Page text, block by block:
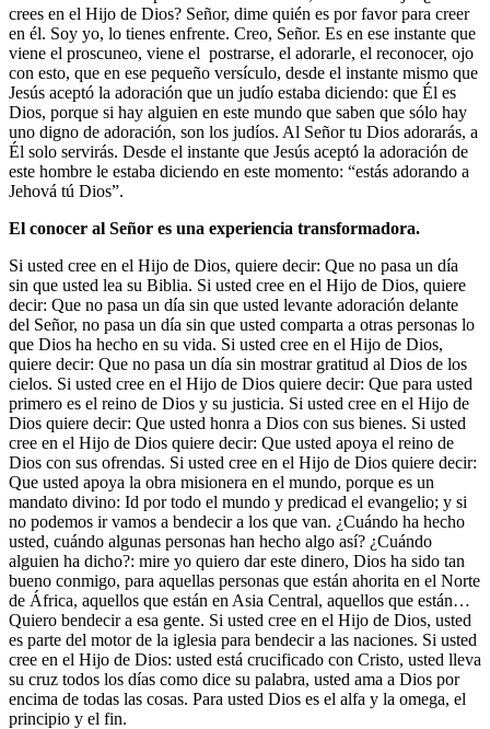
crees en el Hijo de Dios? Señor, dime quién es por favor para creer
en él. Soy yo, lo tienes enfrente. Creo, Señor. Es en ese instante que
viene el proscuneo, viene el postrarse, el adorarle, el reconocer, ojo
con esto, que en ese pequeño versículo, desde el instante mismo que
Jesús aceptó la adoración que un judío estaba diciendo: que Él es
Dios, porque si hay alguien en este mundo que saben que sólo hay
uno digno de adoración, son los judíos. Al Señor tu Dios adorarás, a
Él solo servirás. Desde el instante que Jesús aceptó la adoración de
este hombre le estaba diciendo en este momento: “estás adorando a
Jehová tú Dios”.
El conocer al Señor es una experiencia transformadora.
Si usted cree en el Hijo de Dios, quiere decir: Que no pasa un día
sin que usted lea su Biblia. Si usted cree en el Hijo de Dios, quiere
decir: Que no pasa un día sin que usted levante adoración delante
del Señor, no pasa un día sin que usted comparta a otras personas lo
que Dios ha hecho en su vida. Si usted cree en el Hijo de Dios,
quiere decir: Que no pasa un día sin mostrar gratitud al Dios de los
cielos. Si usted cree en el Hijo de Dios quiere decir: Que para usted
primero es el reino de Dios y su justicia. Si usted cree en el Hijo de
Dios quiere decir: Que usted honra a Dios con sus bienes. Si usted
cree en el Hijo de Dios quiere decir: Que usted apoya el reino de
Dios con sus ofrendas. Si usted cree en el Hijo de Dios quiere decir:
Que usted apoya la obra misionera en el mundo, porque es un
mandato divino: Id por todo el mundo y predicad el evangelio; y si
no podemos ir vamos a bendecir a los que van. ¿Cuándo ha hecho
usted, cuándo algunas personas han hecho algo así? ¿Cuándo
alguien ha dicho?: mire yo quiero dar este dinero, Dios ha sido tan
bueno conmigo, para aquellas personas que están ahorita en el Norte
de África, aquellos que están en Asia Central, aquellos que están…
Quiero bendecir a esa gente. Si usted cree en el Hijo de Dios, usted
es parte del motor de la iglesia para bendecir a las naciones. Si usted
cree en el Hijo de Dios: usted está crucificado con Cristo, usted lleva
su cruz todos los días como dice su palabra, usted ama a Dios por
encima de todas las cosas. Para usted Dios es el alfa y la omega, el
principio y el fin.